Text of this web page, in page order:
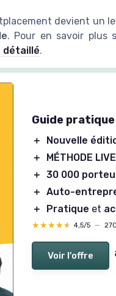
devient un
. Pour en savoir plus
détaillé.
Guide
＋ Nouvelle
＋
MÉTHODE
＋ 30 000
＋ Auto-
＋
Pratique et
★★★★★
★★★★★ 4,5/5 —
Voir l'offre